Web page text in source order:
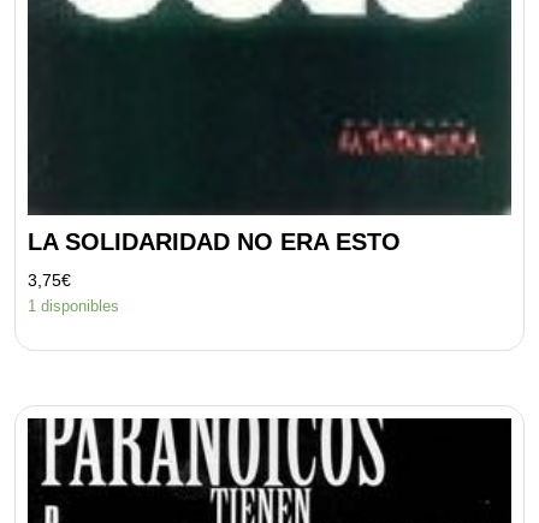
LA SOLIDARIDAD NO ERA ESTO
3,75€
1 disponibles